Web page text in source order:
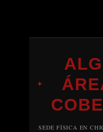
✦
SEDE FÍSICA EN